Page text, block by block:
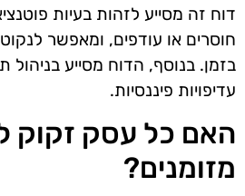
דוח זה מסייע לזהות בעיות
חוסרים או עודפים, ומאפשר
בזמן. בנוסף, הדוח מסייע
עדיפויות פיננסיות.
האם כל עסק זקוק
מזומנים?